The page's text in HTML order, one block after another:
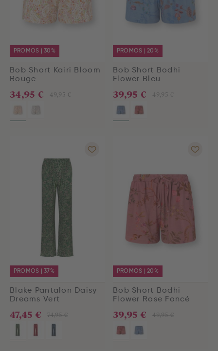
PROMOS | 30%
Bob Short Kairi Bloom
Rouge
49,95 €
34,95 €
PROMOS | 20%
Bob Short Bodhi
Flower Bleu
49,95 €
39,95 €
PROMOS | 37%
Blake Pantalon Daisy
Dreams Vert
74,95 €
47,45 €
PROMOS | 20%
Bob Short Bodhi
Flower Rose Foncé
49,95 €
39,95 €